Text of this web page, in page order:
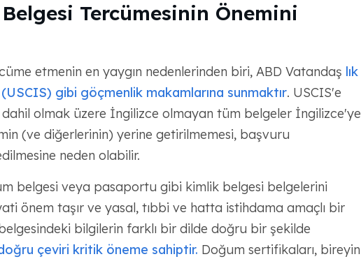
Tercümesinin Önemini
etmenin en yaygın nedenlerinden biri, ABD Vatandaş lık
gibi göçmenlik makamlarına sunmaktır. USCIS'e
olmak üzere İngilizce olmayan tüm belgeler İngilizce'ye
(ve diğerlerinin) yerine getirilmemesi, başvuru
neden olabilir.
belgesi veya pasaportu gibi kimlik belgesi belgelerini
önem taşır ve yasal, tıbbi ve hatta istihdama amaçlı bir
bilgilerin farklı bir dilde doğru bir şekilde
çeviri kritik öneme sahiptir. Doğum sertifikaları, bireyin